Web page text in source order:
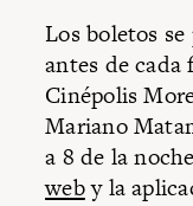
Los boletos
antes de
Cinépolis
Mariano
a 8 de la
weby la